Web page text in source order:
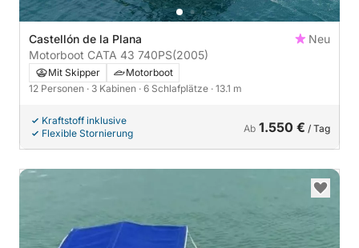
Castellón de la Plana
Neu
Motorboot CATA 43 740PS(2005)
Mit Skipper
Motorboot
12 Personen · 3 Kabinen · 6 Schlafplätze · 13.1 m
Kraftstoff inklusive
Flexible Stornierung
Ab 1.550 € / Tag